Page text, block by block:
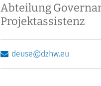
Abteilung
Projektassistenz
deuse@dzhw.eu